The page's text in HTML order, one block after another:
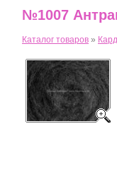
№1007
Каталог товаров »